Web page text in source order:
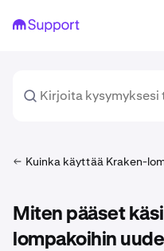
Kuinka käyttää Kraken-
Miten pääset
lompakoihin